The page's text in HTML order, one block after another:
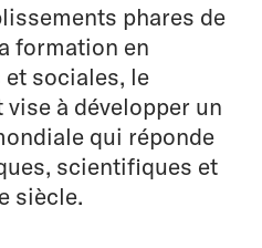
phares de
formation en
sociales, le
à développer un
qui réponde
scientifiques et
siècle.